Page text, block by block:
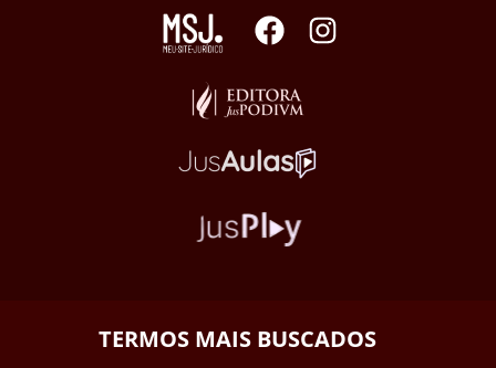
TERMOS MAIS BUSCADOS